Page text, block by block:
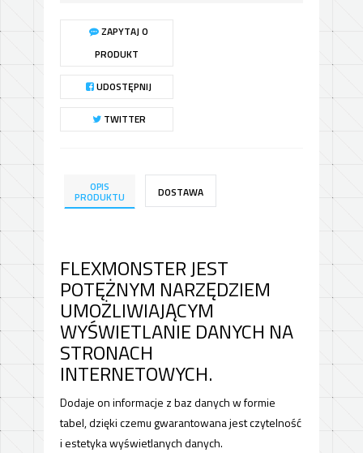
ZAPYTAJ O
PRODUKT
UDOSTĘPNIJ
TWITTER
OPIS
PRODUKTU DOSTAWA
FLEXMONSTER JEST
POTĘŻNYM NARZĘDZIEM
UMOŻLIWIAJĄCYM
WYŚWIETLANIE DANYCH NA
STRONACH
INTERNETOWYCH.
Dodaje on informacje z baz danych w formie
tabel, dzięki czemu gwarantowana jest czytelność
i estetyka wyświetlanych danych.